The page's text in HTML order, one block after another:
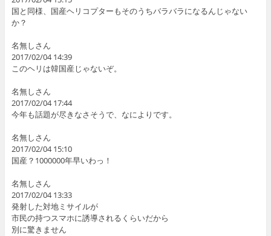
国と同様、国産ヘリコプターもそのうちバラバラになるんじゃない
か？
名無しさん
2017/02/04 14:39
このヘリは韓国産じゃないぞ。
名無しさん
2017/02/04 17:44
今年も話題が尽きなさそうで、なによりです。
名無しさん
2017/02/04 15:10
国産？1000000年早いわっ！
名無しさん
2017/02/04 13:33
発射した対地ミサイルが
市民の持つスマホに誘導されるくらいだから
別に驚きません